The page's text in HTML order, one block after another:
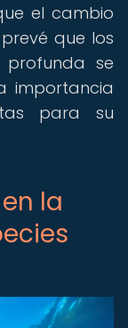
el cambio
que los
profunda se
importancia
para su
la